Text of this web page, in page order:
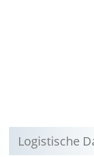
Logistische